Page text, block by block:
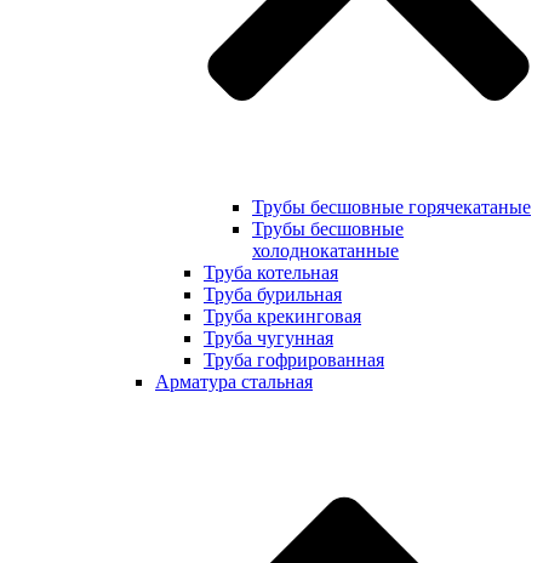
Трубы бесшовные горячекатаные
Трубы бесшовные
холоднокатанные
Труба котельная
Труба бурильная
Труба крекинговая
Труба чугунная
Труба гофрированная
Арматура стальная